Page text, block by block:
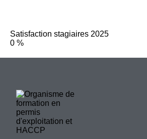
Satisfaction stagiaires 2025
0 %